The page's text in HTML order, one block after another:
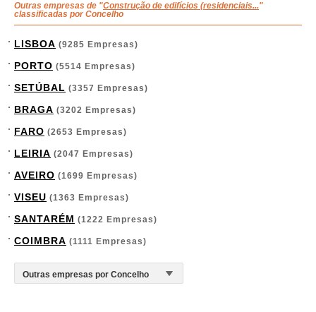
Outras empresas de "Construção de edifícios (residenciais..."
classificadas por Concelho
LISBOA (9285 Empresas)
PORTO (5514 Empresas)
SETÚBAL (3357 Empresas)
BRAGA (3202 Empresas)
FARO (2653 Empresas)
LEIRIA (2047 Empresas)
AVEIRO (1699 Empresas)
VISEU (1363 Empresas)
SANTARÉM (1222 Empresas)
COIMBRA (1111 Empresas)